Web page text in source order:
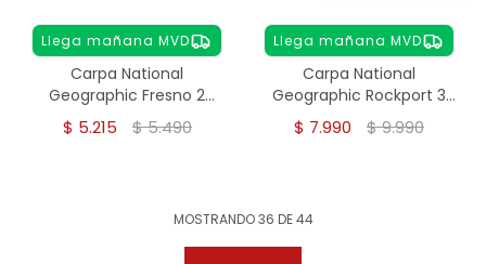
Llega mañana MVD
Carpa National
Geographic Fresno 2
personas
$ 5.215 $5.490
Llega mañana MVD
Carpa National
Geographic Rockport 3
personas
$ 7.990 $9.990
MOSTRANDO36 DE44